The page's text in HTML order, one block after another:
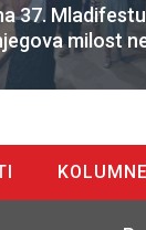
37.
milost
KOLUMNE